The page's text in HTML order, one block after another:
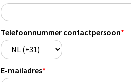
Telefoonnummer contactpersoon*
E-mailadres*